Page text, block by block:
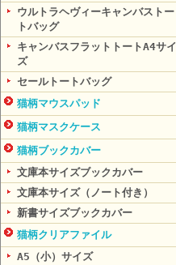
ウルトラヘヴィーキャンバストー
トバッグ
キャンバスフラットトートA4サイ
ズ
セールトートバッグ
猫柄マウスパッド
猫柄マスクケース
猫柄ブックカバー
文庫本サイズブックカバー
文庫本サイズ（ノート付き）
新書サイズブックカバー
猫柄クリアファイル
A5（小）サイズ